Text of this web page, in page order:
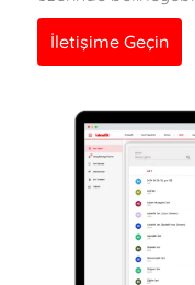
İletişime Geçin